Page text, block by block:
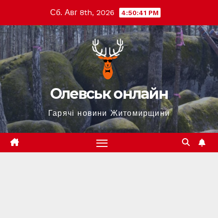
содержимому
Сб. Авг 8th, 2026 4:50:43 PM
Олевськ онлайн
Гарячі новини Житомирщини